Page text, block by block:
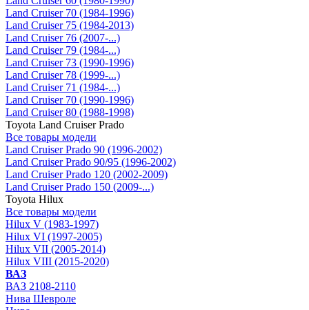
Land Cruiser 70 (1984-1996)
Land Cruiser 75 (1984-2013)
Land Cruiser 76 (2007-...)
Land Cruiser 79 (1984-...)
Land Cruiser 73 (1990-1996)
Land Cruiser 78 (1999-...)
Land Cruiser 71 (1984-...)
Land Cruiser 70 (1990-1996)
Land Cruiser 80 (1988-1998)
Toyota Land Cruiser Prado
Все товары модели
Land Cruiser Prado 90 (1996-2002)
Land Cruiser Prado 90/95 (1996-2002)
Land Cruiser Prado 120 (2002-2009)
Land Cruiser Prado 150 (2009-...)
Toyota Hilux
Все товары модели
Hilux V (1983-1997)
Hilux VI (1997-2005)
Hilux VII (2005-2014)
Hilux VIII (2015-2020)
ВАЗ
ВАЗ 2108-2110
Нива Шевроле